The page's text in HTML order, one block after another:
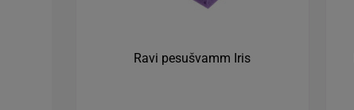
Ravi pesušvamm Iris